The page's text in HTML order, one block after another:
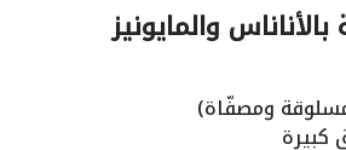
والمايونيز
ومصفّاة)